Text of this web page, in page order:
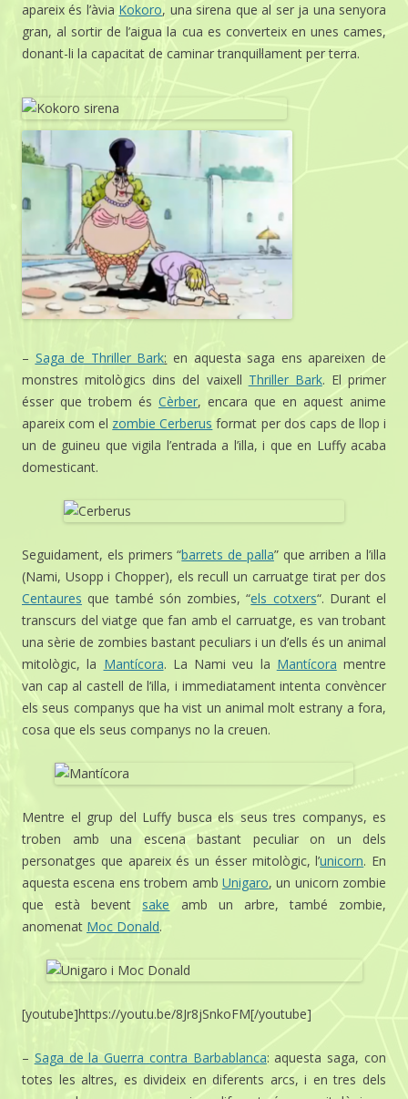
apareix és l’àvia Kokoro, una sirena que al ser ja una senyora
gran, al sortir de l’aigua la cua es converteix en unes cames,
donant-li la capacitat de caminar tranquil·lament per terra.
– Saga de Thriller Bark: en aquesta saga ens apareixen de
monstres mitològics dins del vaixell Thriller Bark. El primer
ésser que trobem és Cèrber, encara que en aquest anime
apareix com el zombie Cerberus format per dos caps de llop i
un de guineu que vigila l’entrada a l’illa, i que en Luffy acaba
domesticant.
Seguidament, els primers “barrets de palla” que arriben a l’illa
(Nami, Usopp i Chopper), els recull un carruatge tirat per dos
Centaures que també són zombies, “els cotxers“. Durant el
transcurs del viatge que fan amb el carruatge, es van trobant
una sèrie de zombies bastant peculiars i un d’ells és un animal
mitològic, la Mantícora. La Nami veu la Mantícora mentre
van cap al castell de l’illa, i immediatament intenta convèncer
els seus companys que ha vist un animal molt estrany a fora,
cosa que els seus companys no la creuen.
Mentre el grup del Luffy busca els seus tres companys, es
troben amb una escena bastant peculiar on un dels
personatges que apareix és un ésser mitològic, l’unicorn. En
aquesta escena ens trobem amb Unigaro, un unicorn zombie
que està beventsake amb un arbre, també zombie,
anomenat Moc Donald.
[youtube]https://youtu.be/8Jr8jSnkoFM[/youtube]
– Saga de la Guerra contra Barbablanca: aquesta saga, con
totes les altres, es divideix en diferents arcs, i en tres dels